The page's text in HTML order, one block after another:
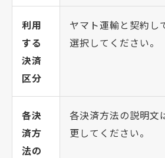
利用
する
決済
区分
ヤマト運輸と契約し
選択してください。
各決
済方
法の
各決済方法の説明文
更してください。